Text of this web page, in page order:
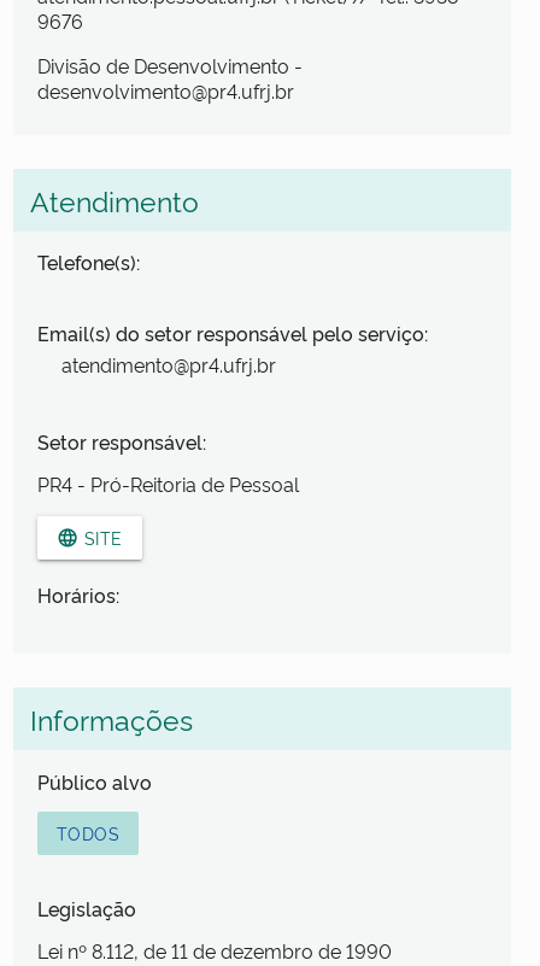
9676
Divisão de Desenvolvimento -
desenvolvimento@pr4.ufrj.br
Atendimento
Telefone(s):
Email(s) do setor responsável pelo serviço:
atendimento@pr4.ufrj.br
Setor responsável:
PR4 - Pró-Reitoria de Pessoal
language SITE
Horários:
Informações
Público alvo
TODOS
Legislação
Lei nº 8.112, de 11 de dezembro de 1990